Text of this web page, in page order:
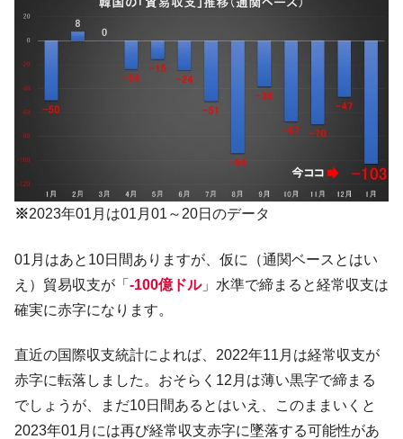
在韓米国大使スティールが着韓！⇒ さっそ
く空港に詰めかけ「出て行け！」「極右勢力」のプラカー
ドを掲げる「在韓反米勢力」
韓国政府「2035年までに18.4GW規模のAIデ
ータセンター整備」⇒ だから無理だってば。
JPモルガン「韓国レバレッジETFの清算は
『Money1』
韓国『国民年金公団』株価暴落で200兆蒸
発。
『Money1』
韓国「橋が落ちました」⇒ 耐久性「なさす
ぎ」では。
営業利益80.2％も減少
『Money1』
米国下院「韓国の公務員個人をターゲット
にぶん殴る法案」提出！⇒ クーパン問題は合衆国企業に対
する差別。許してはおかぬ
※2023年01月は01月01～20日のデータ
01月はあと10日間ありますが、仮に（通関ベースとはい
え）貿易収支が「 -100億ドル」水準で締まると経常収支は
確実に赤字になります。
直近の国際収支統計によれば、2022年11月は経常収支が
赤字に転落しました。おそらく12月は薄い黒字で締まる
でしょうが、まだ10日間あるとはいえ、このままいくと
2023年01月には再び経常収支赤字に墜落する可能性があ